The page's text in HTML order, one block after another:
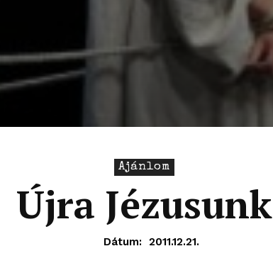
Ajánlom
Újra Jézusunk
Dátum: 2011.12.21.